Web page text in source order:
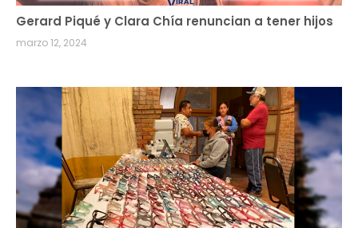
Gerard Piqué y Clara Chía renuncian a tener hijos
marzo 12, 2024